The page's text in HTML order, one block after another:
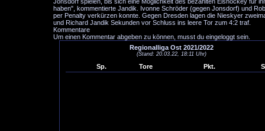
haben", kommentierte Jandik. Ivonne Schröder (gegen Jonsdorf) und
per Penalty verkürzen konnte. Gegen Dresden lagen die Nieskyer
und Richard Jandik Sekunden vor Schluss ins leere Tor zum 4:2 traf.
Kommentare
Um einen Kommentar abgeben zu können, musst du eingeloggt sein.
Regionalliga Ost 2021/2022
(Stand: 20.03.22, 18:11 Uhr)
Sp. Tore Pkt.